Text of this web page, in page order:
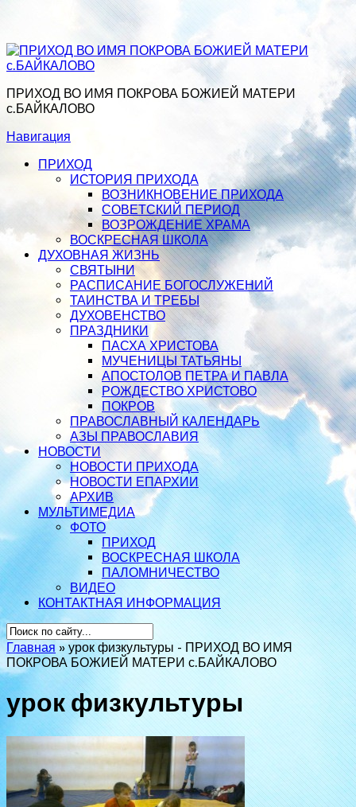
ПРИХОД ВО ИМЯ ПОКРОВА БОЖИЕЙ МАТЕРИ
с.БАЙКАЛОВО
Навигация
ПРИХОД
ИСТОРИЯ ПРИХОДА
ВОЗНИКНОВЕНИЕ ПРИХОДА
СОВЕТСКИЙ ПЕРИОД
ВОЗРОЖДЕНИЕ ХРАМА
ВОСКРЕСНАЯ ШКОЛА
ДУХОВНАЯ ЖИЗНЬ
СВЯТЫНИ
РАСПИСАНИЕ БОГОСЛУЖЕНИЙ
ТАИНСТВА И ТРЕБЫ
ДУХОВЕНСТВО
ПРАЗДНИКИ
ПАСХА ХРИСТОВА
МУЧЕНИЦЫ ТАТЬЯНЫ
АПОСТОЛОВ ПЕТРА И ПАВЛА
РОЖДЕСТВО ХРИСТОВО
ПОКРОВ
ПРАВОСЛАВНЫЙ КАЛЕНДАРЬ
АЗЫ ПРАВОСЛАВИЯ
НОВОСТИ
НОВОСТИ ПРИХОДА
НОВОСТИ ЕПАРХИИ
АРХИВ
МУЛЬТИМЕДИА
ФОТО
ПРИХОД
ВОСКРЕСНАЯ ШКОЛА
ПАЛОМНИЧЕСТВО
ВИДЕО
КОНТАКТНАЯ ИНФОРМАЦИЯ
Главная »урок физкультуры - ПРИХОД ВО ИМЯ
ПОКРОВА БОЖИЕЙ МАТЕРИ с.БАЙКАЛОВО
урок физкультуры